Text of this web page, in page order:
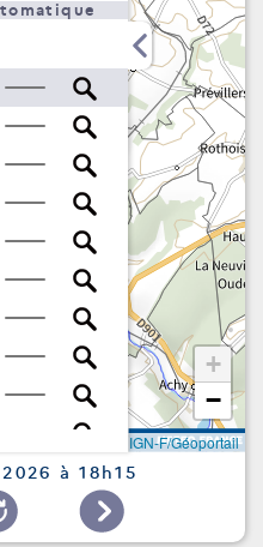
+
−
IGN-F/Géoportail
à 18h15